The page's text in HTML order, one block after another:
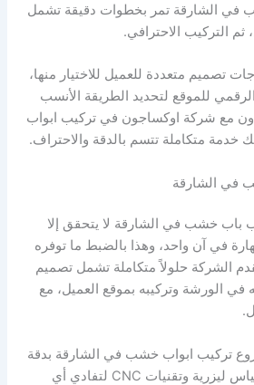
في الشارقة تمر بخطوات دقيقة تشمل
ثم التركيب الاحترافي.
تصميم متعددة للعميل للاختيار منها،
للموقع لتحديد الطريقة الأنسب
مع شركة اوكساجون في تركيب ابواب
متكاملة تتسم بالدقة والاحتراف.
في الشارقة
باب خشب في الشارقة لا يتحقق إلا
في آن واحد، وهذا بالضبط ما توفره
الشركة حلولاً متكاملة تشمل تصميم
في الورشة وتركيبه بموقع العميل، مع
تركيب ابواب خشب في الشارقة بدقة
عالية باستخدام أجهزة قياس ليزرية وتقنيات CNC لتفادي أي